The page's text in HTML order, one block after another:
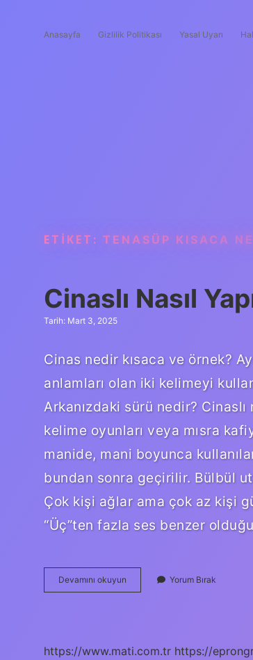
Anasayfa Gizlilik Politikası Yasal Uyarı
ETIKET: TENASÜP KISACA
Cinaslı Nasıl
Tarih: Mart 3, 2025
Cinas nedir kısaca ve örnek?
anlamları olan iki kelimeyi
Arkanızdaki sürü nedir?
kelime oyunları veya mısra
manide, mani boyunca
bundan sonra geçirilir. Bülbül
Çok kişi ağlar ama çok az kişi
“Üç”ten fazla ses benzer
Devamını okuyun
Nasıl
Yorum Bırak
https://www.mati.com.tr https://